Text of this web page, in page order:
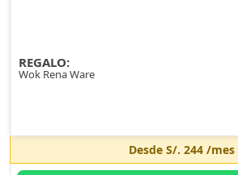
REGALO:
Wok Rena Ware
Desde S/. 244/mes